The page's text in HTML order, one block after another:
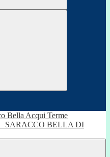
SARACCO BELLA DI